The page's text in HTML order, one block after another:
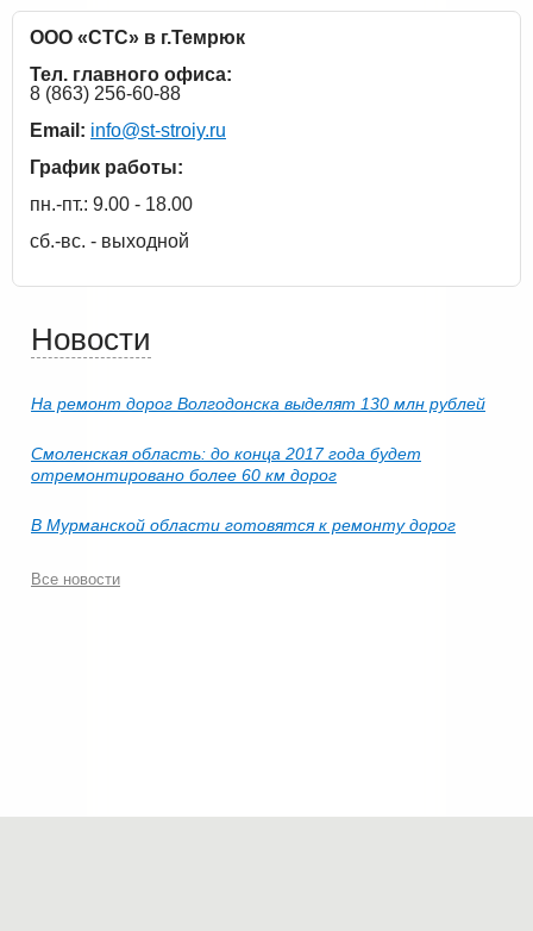
ООО «СТС» в г.Темрюк
Тел. главного офиса:
8 (863) 256-60-88
Email: info@st-stroiy.ru
График работы:
пн.-пт.: 9.00 - 18.00
сб.-вс. - выходной
Новости
На ремонт дорог Волгодонска выделят 130 млн рублей
Смоленская область: до конца 2017 года будет
отремонтировано более 60 км дорог
В Мурманской области готовятся к ремонту дорог
Все новости